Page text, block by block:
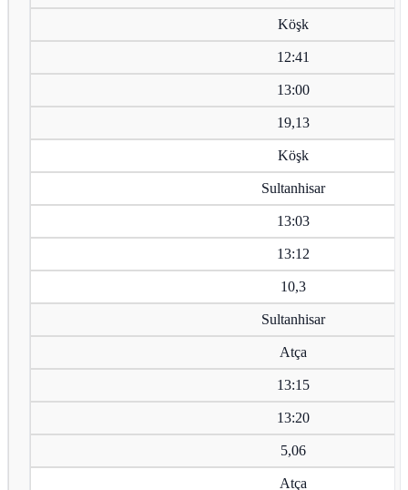
Köşk
12:41
13:00
19,13
Köşk
Sultanhisar
13:03
13:12
10,3
Sultanhisar
Atça
13:15
13:20
5,06
Atça